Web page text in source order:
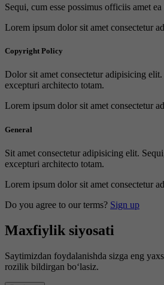
Sequi, cum esse possimus officiis amet
Lorem ipsum dolor sit amet consectetur
Copyright Policy
Dolor sit amet consectetur adipisicing
excepturi architecto totam.
Lorem ipsum dolor sit amet consectetur
General
Sit amet consectetur adipisicing elit.
excepturi architecto totam.
Lorem ipsum dolor sit amet consectetur
Do you agree to our terms? Sign up
Maxfiylik siyosati
Saytimizdan foydalanishda sizga eng
rozilik bildirgan bo‘lasiz.